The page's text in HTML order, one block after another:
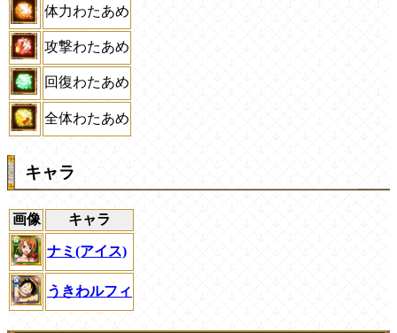
体力わたあめ
攻撃わたあめ
回復わたあめ
全体わたあめ
キャラ
画像 キャラ
ナミ(アイス)
うきわルフィ